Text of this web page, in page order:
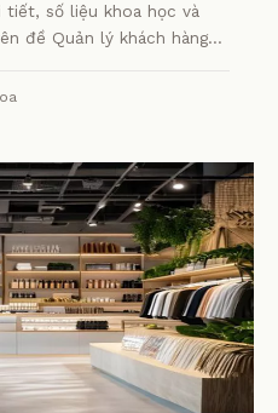
tiết, số liệu khoa học và
đề Quản lý khách hàng